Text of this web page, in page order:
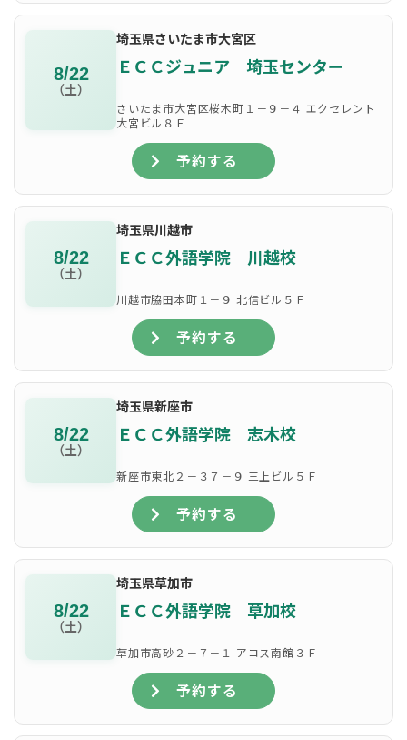
8/22
（土）
埼玉県さいたま市大宮区
ＥＣＣジュニア 埼玉センター
さいたま市大宮区桜木町１－９－４ エクセレント
大宮ビル８Ｆ
予約する
8/22
（土）
埼玉県川越市
ＥＣＣ外語学院 川越校
川越市脇田本町１－９ 北信ビル５Ｆ
予約する
8/22
（土）
埼玉県新座市
ＥＣＣ外語学院 志木校
新座市東北２－３７－９ 三上ビル５Ｆ
予約する
8/22
（土）
埼玉県草加市
ＥＣＣ外語学院 草加校
草加市高砂２－７－１ アコス南館３Ｆ
予約する